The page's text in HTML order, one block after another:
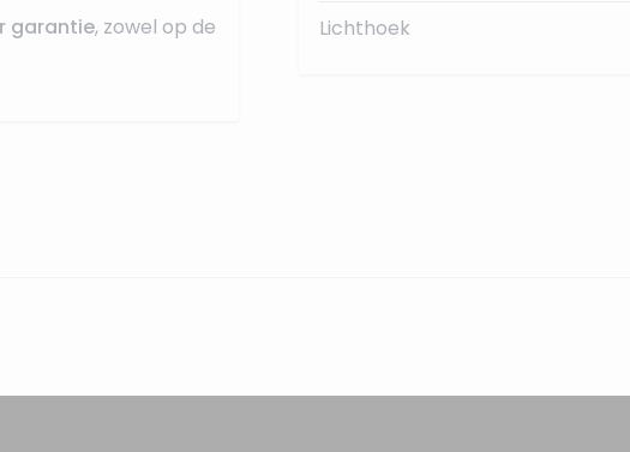
garantie, zowel op de
Lichthoek